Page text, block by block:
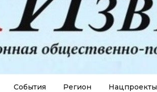
События Регион Нацпроекты